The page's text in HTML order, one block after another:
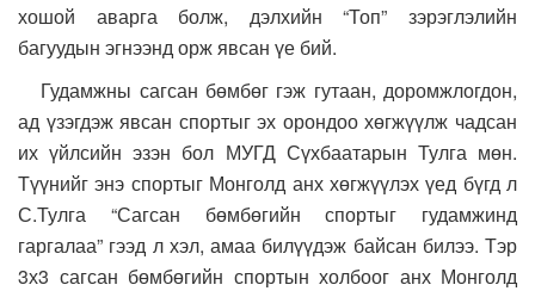
хошой аварга болж, дэлхийн “Топ” зэрэглэлийн
багуудын эгнээнд орж явсан үе бий.
Гудамжны сагсан бөмбөг гэж гутаан, доромжлогдон,
ад үзэгдэж явсан спортыг эх орондоо хөгжүүлж чадсан
их үйлсийн эзэн бол МУГД Сүхбаатарын Тулга мөн.
Түүнийг энэ спортыг Монголд анх хөгжүүлэх үед бүгд л
С.Тулга “Сагсан бөмбөгийн спортыг гудамжинд
гаргалаа” гээд л хэл, амаа билүүдэж байсан билээ. Тэр
3х3 сагсан бөмбөгийн спортын холбоог анх Монголд